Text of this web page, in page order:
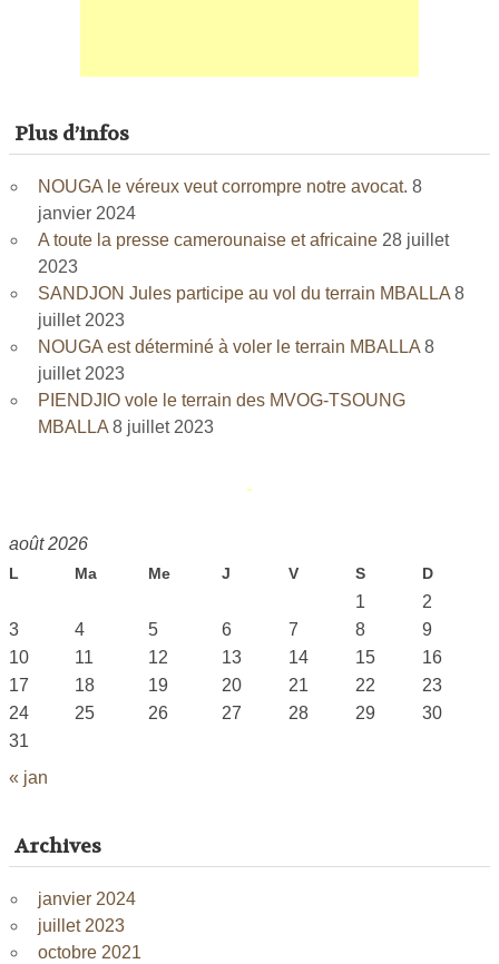
Plus d’infos
NOUGA le véreux veut corrompre notre avocat. 8
janvier 2024
A toute la presse camerounaise et africaine 28 juillet
2023
SANDJON Jules participe au vol du terrain MBALLA 8
juillet 2023
NOUGA est déterminé à voler le terrain MBALLA 8
juillet 2023
PIENDJIO vole le terrain des MVOG-TSOUNG
MBALLA 8 juillet 2023
août 2026
L Ma Me J V S D
« jan
1
2
3
4 5 6 7 8
9
10
11 12 13 14 15
16
17
18 19 20 21 22
23
24
25 26 27 28 29
30
31
Archives
janvier 2024
juillet 2023
octobre 2021